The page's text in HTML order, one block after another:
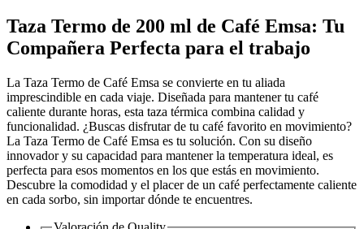
Taza Termo de 200 ml de Café Emsa: Tu
Compañera Perfecta para el trabajo
La Taza Termo de Café Emsa se convierte en tu aliada
imprescindible en cada viaje. Diseñada para mantener tu café
caliente durante horas, esta taza térmica combina calidad y
funcionalidad. ¿Buscas disfrutar de tu café favorito en movimiento?
La Taza Termo de Café Emsa es tu solución. Con su diseño
innovador y su capacidad para mantener la temperatura ideal, es
perfecta para esos momentos en los que estás en movimiento.
Descubre la comodidad y el placer de un café perfectamente caliente
en cada sorbo, sin importar dónde te encuentres.